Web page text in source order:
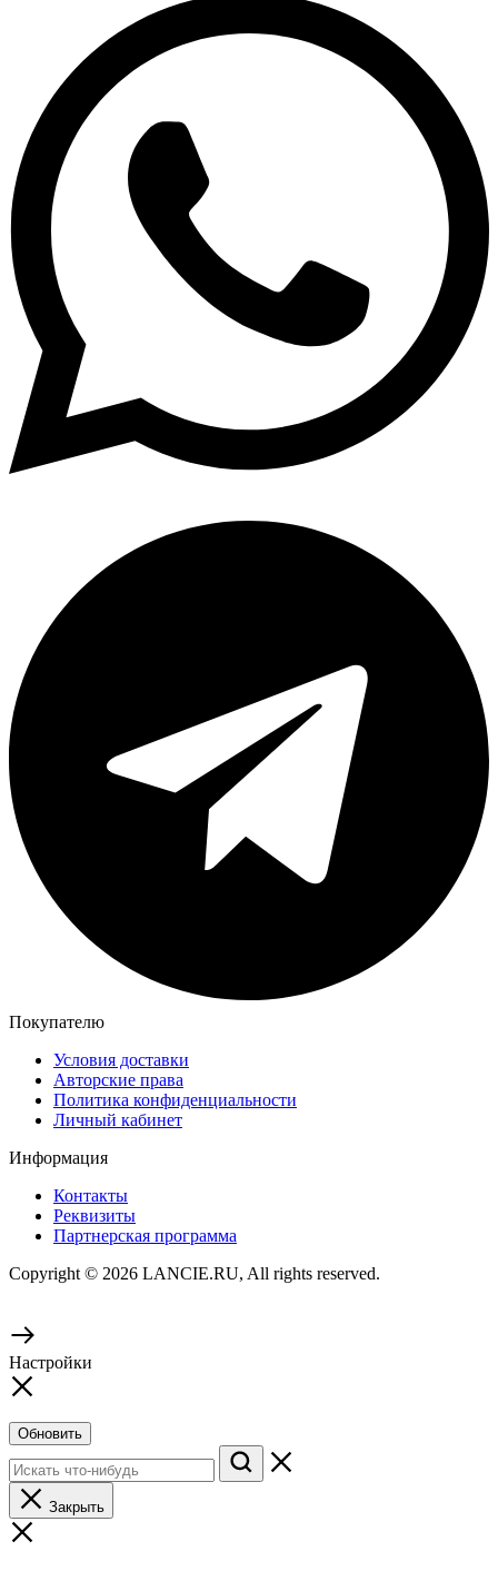
Покупателю
Условия доставки
Авторские права
Политика конфиденциальности
Личный кабинет
Информация
Контакты
Реквизиты
Партнерская программа
Copyright © 2026 LANCIE.RU, All rights reserved.
Настройки
Обновить
Закрыть